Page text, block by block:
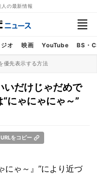
の最新情報
オ 映画 YouTube BS・
優先表示する方法
いだけじゃだめで
にゃにゃにゃ～”
URLをコピー
にゃ～』”により近づ